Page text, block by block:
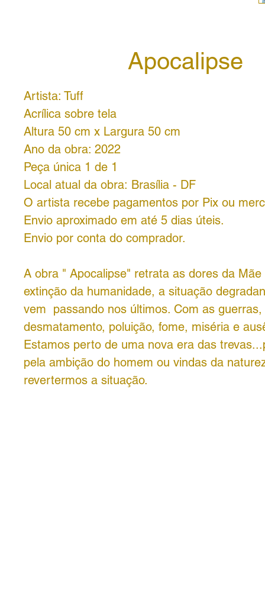
Apocalipse
Artista: Tuff
Acrílica sobre tela
Altura 50 cm x Largura 50 cm
Ano da obra: 2022
Peça única 1 de 1
Local atual da obra: Brasília - DF
O artista recebe pagamentos por Pix ou
Envio aproximado em até 5 dias úteis.
Envio por conta do comprador.
A obra " Apocalipse" retrata as dores da
extinção da humanidade, a situação
vem passando nos últimos. Com as guerras,
desmatamento, poluição, fome, miséria e
Estamos perto de uma nova era das
pela ambição do homem ou vindas da
revertermos a situação.